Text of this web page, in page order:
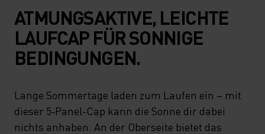
ATMUNGSAKTIVE, LEICHTE
LAUFCAP FÜR SONNIGE
BEDINGUNGEN.
Lange Sommertage laden zum Laufen ein – mit
dieser 5‑Panel-Cap kann die Sonne dir dabei
nichts anhaben. An der Oberseite bietet das